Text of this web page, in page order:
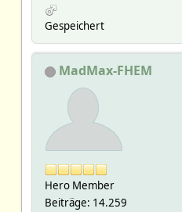
Gespeichert
MadMax-FHEM
Hero Member
Beiträge: 14.259